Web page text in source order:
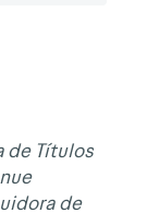
de Títulos
de